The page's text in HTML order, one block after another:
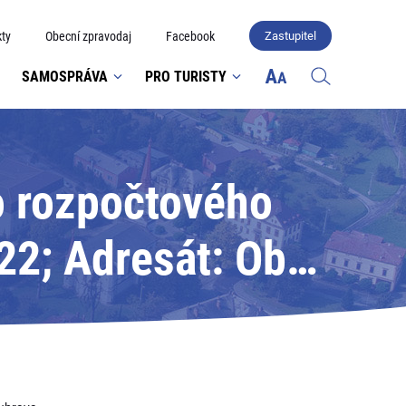
Obecní zpravodaj Facebook Zastupitel
SAMOSPRÁVA PRO TURISTY
rozpočtového
Adresát: Obec